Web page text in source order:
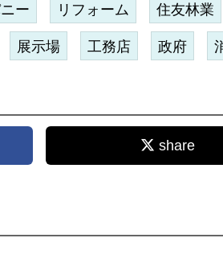
ー リフォーム 住友林業
展示場 工務店 政府
share